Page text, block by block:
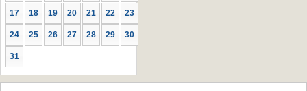
17 18 19 20 21 22 23
24 25 26 27 28 29 30
31